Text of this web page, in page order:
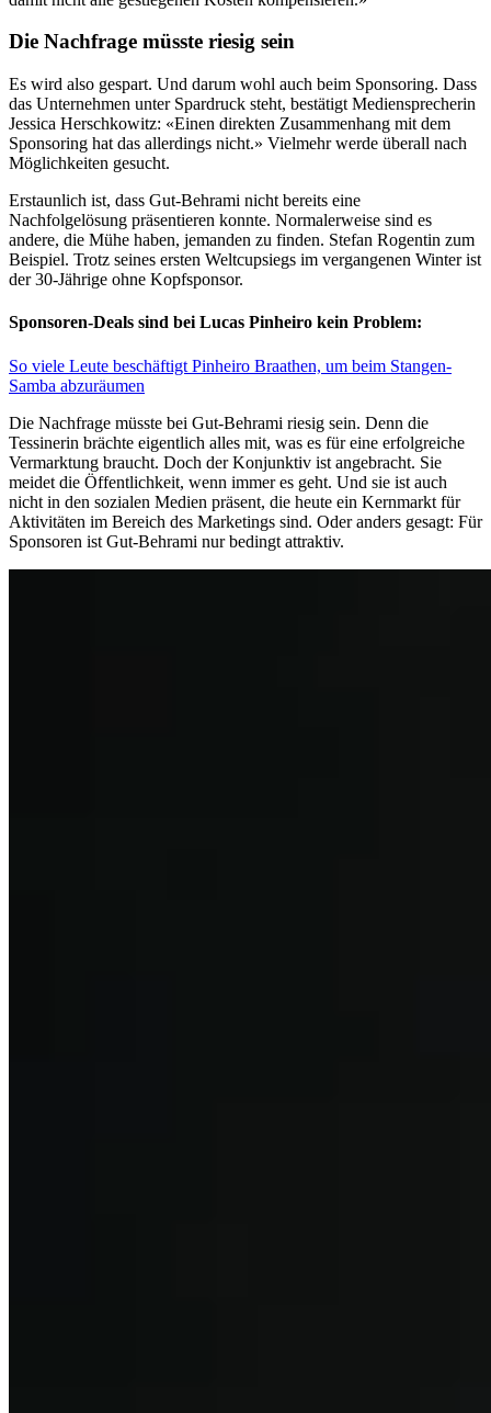
Die Nachfrage müsste riesig sein
Es wird also gespart. Und darum wohl auch beim Sponsoring. Dass
das Unternehmen unter Spardruck steht, bestätigt Mediensprecherin
Jessica Herschkowitz: «Einen direkten Zusammenhang mit dem
Sponsoring hat das allerdings nicht.» Vielmehr werde überall nach
Möglichkeiten gesucht.
Erstaunlich ist, dass Gut-Behrami nicht bereits eine
Nachfolgelösung präsentieren konnte. Normalerweise sind es
andere, die Mühe haben, jemanden zu finden. Stefan Rogentin zum
Beispiel. Trotz seines ersten Weltcupsiegs im vergangenen Winter ist
der 30-Jährige ohne Kopfsponsor.
Sponsoren-Deals sind bei Lucas Pinheiro kein Problem:
So viele Leute beschäftigt Pinheiro Braathen, um beim Stangen-
Samba abzuräumen
Die Nachfrage müsste bei Gut-Behrami riesig sein. Denn die
Tessinerin brächte eigentlich alles mit, was es für eine erfolgreiche
Vermarktung braucht. Doch der Konjunktiv ist angebracht. Sie
meidet die Öffentlichkeit, wenn immer es geht. Und sie ist auch
nicht in den sozialen Medien präsent, die heute ein Kernmarkt für
Aktivitäten im Bereich des Marketings sind. Oder anders gesagt: Für
Sponsoren ist Gut-Behrami nur bedingt attraktiv.